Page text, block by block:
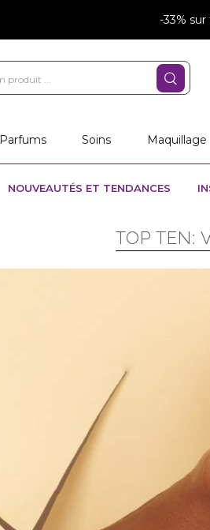
-33%
Parfums Soins Maquillage
NOUVEAUTÉS ET TENDANCES
TOP TEN: